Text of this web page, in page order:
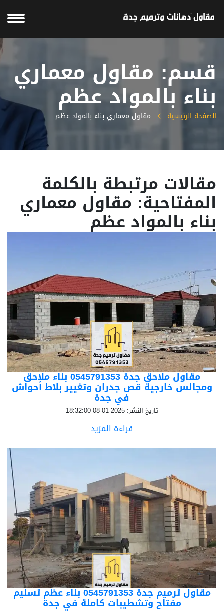
قسم: مقاول معماري
بناء بالمواد عظم
الصفحة الرئيسية مقاول معماري بناء بالمواد عظم
مقالات مرتبطة بالكلمة
المفتاحية: مقاول معماري
بناء بالمواد عظم
مقاول ملاحق جدة 0545791353 بناء ملاحق
ومجالس خارجية قص جدران وتغيير بلاط أحواش
في جدة
تاريخ النشر: 2025-01-08 18:32:00
قراءة المزيد
مقاول ترميم جدة 0545791353 بناء عظم تسليم
مفتاح وتشطيبات كاملة في جدة